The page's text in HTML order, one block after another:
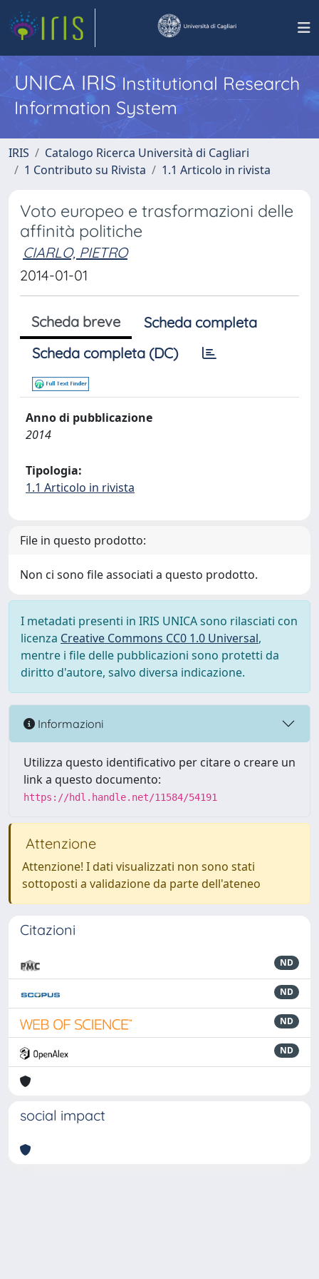
UNICA IRISInstitutional Research
Information System
IRIS
Catalogo Ricerca Università di Cagliari
1 Contributo su Rivista
1.1 Articolo in rivista
Voto europeo e trasformazioni delle
affinità politiche
CIARLO, PIETRO
2014-01-01
Scheda breve
Scheda completa
Scheda completa (DC)
Anno di pubblicazione
2014
Tipologia:
1.1 Articolo in rivista
File in questo prodotto:
Non ci sono file associati a questo prodotto.
I metadati presenti in IRIS UNICA sono rilasciati con
licenza Creative Commons CC0 1.0 Universal,
mentre i file delle pubblicazioni sono protetti da
diritto d'autore, salvo diversa indicazione.
Informazioni
Utilizza questo identificativo per citare o creare un
link a questo documento:
https://hdl.handle.net/11584/54191
Attenzione
Attenzione! I dati visualizzati non sono stati
sottoposti a validazione da parte dell'ateneo
Citazioni
ND
ND
ND
ND
social impact